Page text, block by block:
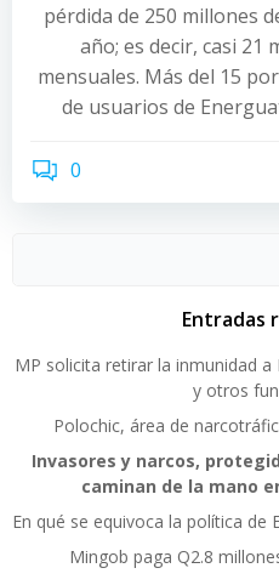
pérdida de 250 millones
año; es decir, casi 21
mensuales. Más del 15
de usuarios de
0
Entradas
MP solicita retirar la inmunidad
y otros
Polochic, área de
Invasores y narcos,
caminan de la mano
En qué se equivoca la política de
Mingob paga Q2.8